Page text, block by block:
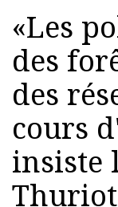
«Les
des
des
cours
insiste